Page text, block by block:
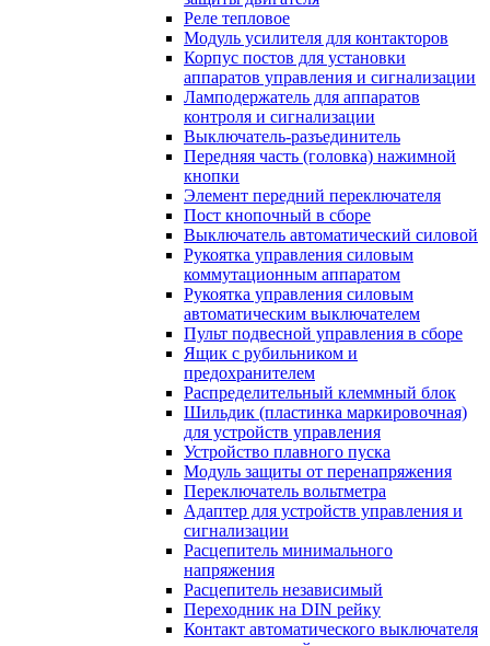
Реле тепловое
Модуль усилителя для контакторов
Корпус постов для установки
аппаратов управления и сигнализации
Ламподержатель для аппаратов
контроля и сигнализации
Выключатель-разъединитель
Передняя часть (головка) нажимной
кнопки
Элемент передний переключателя
Пост кнопочный в сборе
Выключатель автоматический силовой
Рукоятка управления силовым
коммутационным аппаратом
Рукоятка управления силовым
автоматическим выключателем
Пульт подвесной управления в сборе
Ящик с рубильником и
предохранителем
Распределительный клеммный блок
Шильдик (пластинка маркировочная)
для устройств управления
Устройство плавного пуска
Модуль защиты от перенапряжения
Переключатель вольтметра
Адаптер для устройств управления и
сигнализации
Расцепитель минимального
напряжения
Расцепитель независимый
Переходник на DIN рейку
Контакт автоматического выключателя